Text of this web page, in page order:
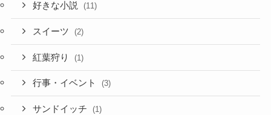
好きな小説 (11)
スイーツ (2)
紅葉狩り (1)
行事・イベント (3)
サンドイッチ (1)